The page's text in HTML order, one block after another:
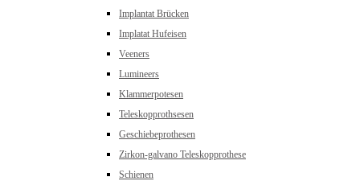
Implantat Brücken
Implatat Hufeisen
Veeners
Lumineers
Klammerpotesen
Teleskopprothsesen
Geschiebeprothesen
Zirkon-galvano Teleskopprothese
Schienen